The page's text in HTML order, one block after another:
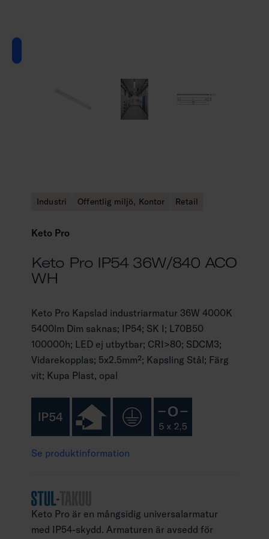
Industri Offentlig miljö, Kontor Retail
Keto Pro
Keto Pro IP54 36W/840 ACO
WH
Keto Pro Kapslad industriarmatur 36W 4000K
5400lm Dim saknas; IP54; SK I; L70B50
100000h; LED ej utbytbar; CRI>80; SDCM3;
Vidarekopplas; 5x2.5mm²; Kapsling Stål; Färg
vit; Kupa Plast, opal
Se produktinformation
Keto Pro är en mångsidig universalarmatur
med IP54-skydd. Armaturen är avsedd för